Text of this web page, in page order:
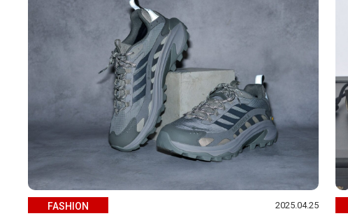
FASHION 2025.04.25